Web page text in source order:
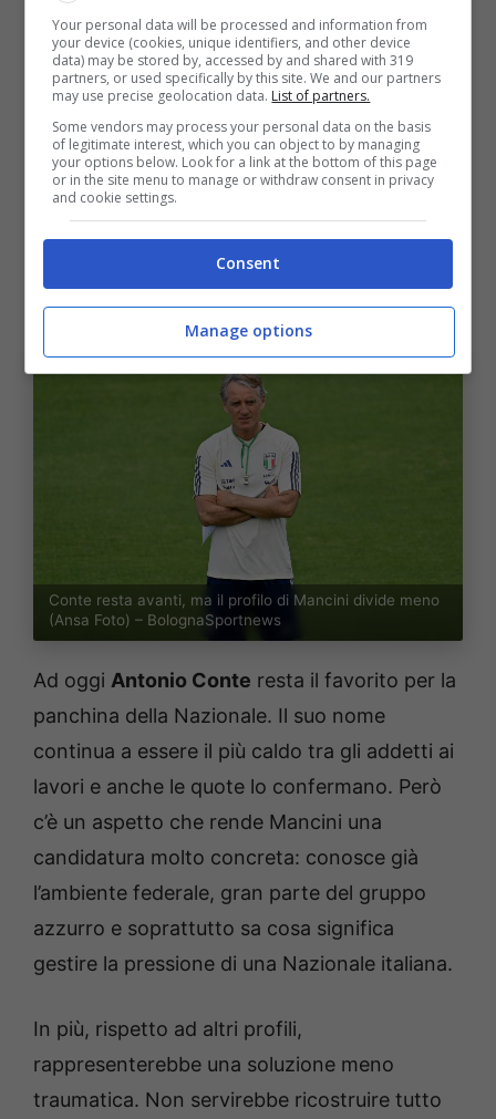
Del resto, Mancini non ha mai nascosto il
rimpianto per il modo in cui si è chiusa la sua
avventura con l’Italia. E chi lo conosce bene
racconta che quella ferita non si sia mai
completamente rimarginata.
Conte resta avanti, ma il profilo
di Mancini divide meno
Conte resta avanti, ma il profilo di Mancini divide meno
(Ansa Foto) – BolognaSportnews
Ad oggi Antonio Conte resta il favorito per la
panchina della Nazionale. Il suo nome
continua a essere il più caldo tra gli addetti ai
lavori e anche le quote lo confermano. Però
c’è un aspetto che rende Mancini una
candidatura molto concreta: conosce già
l’ambiente federale, gran parte del gruppo
azzurro e soprattutto sa cosa significa
gestire la pressione di una Nazionale italiana.
In più, rispetto ad altri profili,
rappresenterebbe una soluzione meno
traumatica. Non servirebbe ricostruire tutto
Your personal data will be processed and information from
your device (cookies, unique identifiers, and other device
data) may be stored by, accessed by and shared with 319
partners, or used specifically by this site. We and our partners
may use precise geolocation data. List of partners.
Some vendors may process your personal data on the basis
of legitimate interest, which you can object to by managing
your options below. Look for a link at the bottom of this page
or in the site menu to manage or withdraw consent in privacy
and cookie settings.
Consent
Manage options